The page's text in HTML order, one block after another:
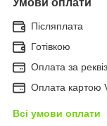
Післяплата
Готівкою
Оплата за
Оплата картою
Всі умови оплати